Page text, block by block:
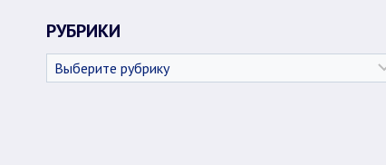
РУБРИКИ
Рубрики